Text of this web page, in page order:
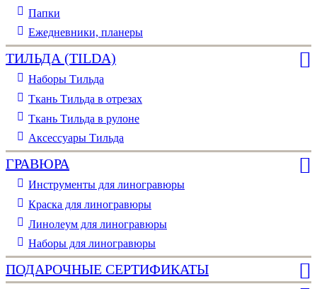
Папки
Ежедневники, планеры
ТИЛЬДА (TILDA)
Наборы Тильда
Ткань Тильда в отрезах
Ткань Тильда в рулоне
Аксессуары Тильда
ГРАВЮРА
Инструменты для линогравюры
Краска для линогравюры
Линолеум для линогравюры
Наборы для линогравюры
ПОДАРОЧНЫЕ СЕРТИФИКАТЫ